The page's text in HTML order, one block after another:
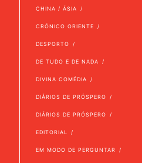
CHINA / ÁSIA
CRÓNICO ORIENTE
DESPORTO
DE TUDO E DE NADA
DIVINA COMÉDIA
DIÁRIOS DE PRÓSPERO
DIÁRIOS DE PRÓSPERO
EDITORIAL
EM MODO DE PERGUNTAR